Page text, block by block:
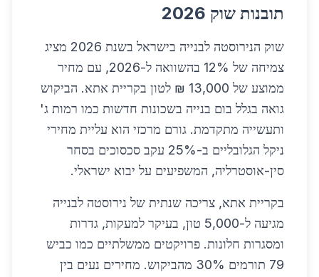
תובנות שוק 2026
שוק הנירוסטה לבנייה בישראל בשנת 2026 מציג
צמיחה של 12% בהשוואה ל-2026, עם מחיר
ממוצע של 13,000 ₪ לטון בקריית אתא. הביקוש
גואה בגלל בום בנייה בשכונות חדשות כמו רמות ג'
ותעשייה מתקדמת. גורם מרכזי הוא עליית מחירי
ניקל הגלובליים ב-25% עקב סכסוכים בסחר
סין-אוסטרליה, המשפיעים על יבוא ישראלי.
בקריית אתא, צריכה שנתית של נירוסטה לבנייה
מגיעה ל-5,000 טון, בעיקר למעקות, גדרות
ומסגרות חלונות. פרויקטים ממשלתיים כמו כביש
79 תורמים 30% מהביקוש. מחירים נעים בין